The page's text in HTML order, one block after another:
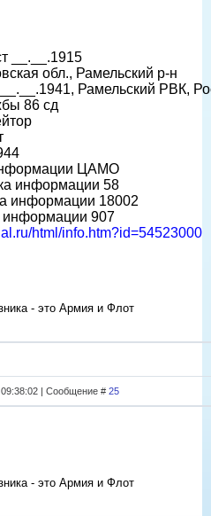
__.__.1915
обл., Рамельский р-н
Рамельский РВК,
86 сд
ЦАМО
информации 58
информации 18002
информации 907
html/info.htm?id=54523000
- это Армия и Флот
09:38:02 | Сообщение # 25
- это Армия и Флот